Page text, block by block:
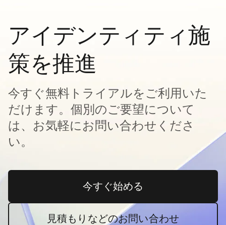
アイデンティティ施
策を推進
今すぐ無料トライアルをご利用いた
だけます。個別のご要望について
は、お気軽にお問い合わせくださ
い。
今すぐ始める新しいタブで開く
見積もりなどのお問い合わせ